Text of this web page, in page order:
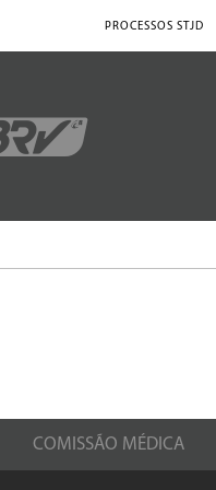
PROCESSOS STJD
COMISSÃO MÉDICA